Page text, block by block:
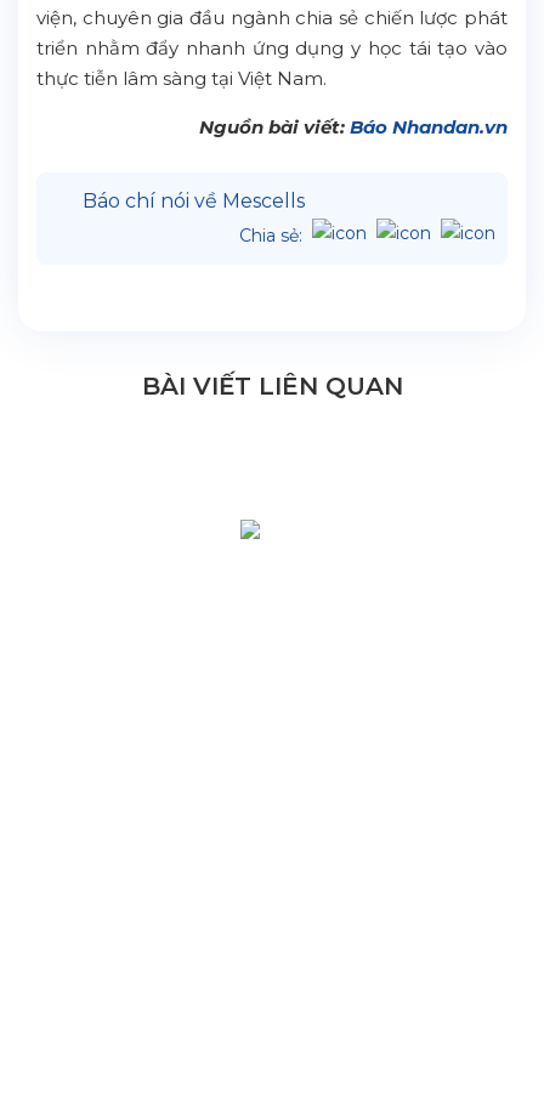
viện, chuyên gia đầu ngành chia sẻ chiến lược phát
triển nhằm đẩy nhanh ứng dụng y học tái tạo vào
thực tiễn lâm sàng tại Việt Nam.
Nguồn bài viết: Báo Nhandan.vn
Báo chí nói về Mescells
Chia sẻ:
BÀI VIẾT LIÊN QUAN